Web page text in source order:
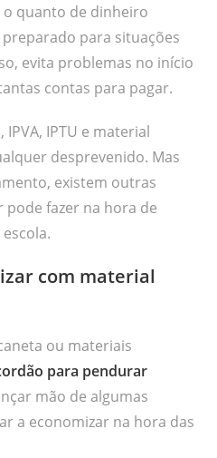
quanto de dinheiro
para situações
evita problemas no início
contas para pagar.
IPTU e material
desprevenido. Mas
existem outras
fazer na hora de
com material
ou materiais
para pendurar
mão de algumas
a economizar na hora das